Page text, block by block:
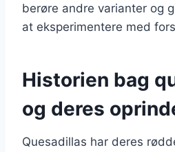
berøre andre varianter og
at eksperimentere med
Historien bag
og deres
Quesadillas har deres